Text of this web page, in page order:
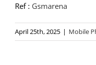
Ref : Gsmarena
April 25th, 2025 | Mobile